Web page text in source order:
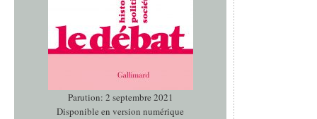
Parution: 2 septembre 2021
Disponible en version numérique